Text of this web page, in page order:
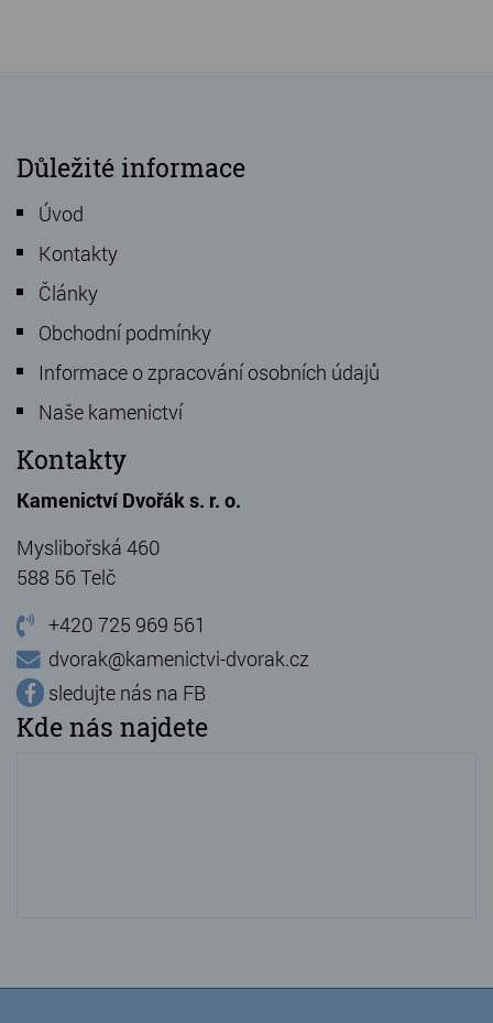
Důležité informace
Úvod
Kontakty
Články
Obchodní podmínky
Informace o zpracování osobních údajů
Naše kamenictví
Kontakty
Kamenictví Dvořák s. r. o.
Myslibořská 460
588 56 Telč
+420 725 969 561
dvorak@kamenictvi-dvorak.cz
sledujte nás na FB
Kde nás najdete